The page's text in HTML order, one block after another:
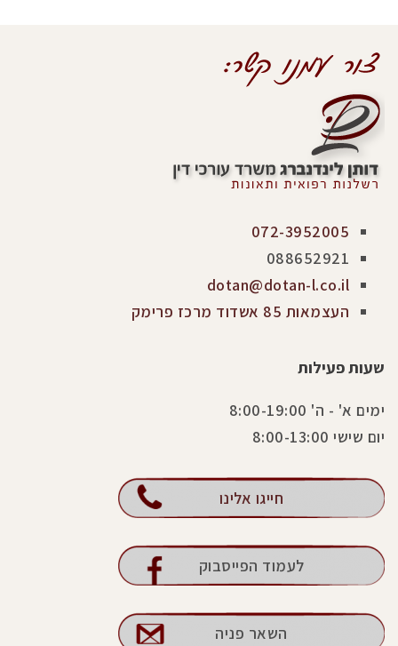
072-3952005
088652921
dotan@dotan-l.co.il
העצמאות 85 אשדוד מרכז פרימק
שעות פעילות
ימים א' - ה' 8:00-19:00
יום שישי 8:00-13:00
חייגו אלינו
לעמוד הפייסבוק
השאר פניה